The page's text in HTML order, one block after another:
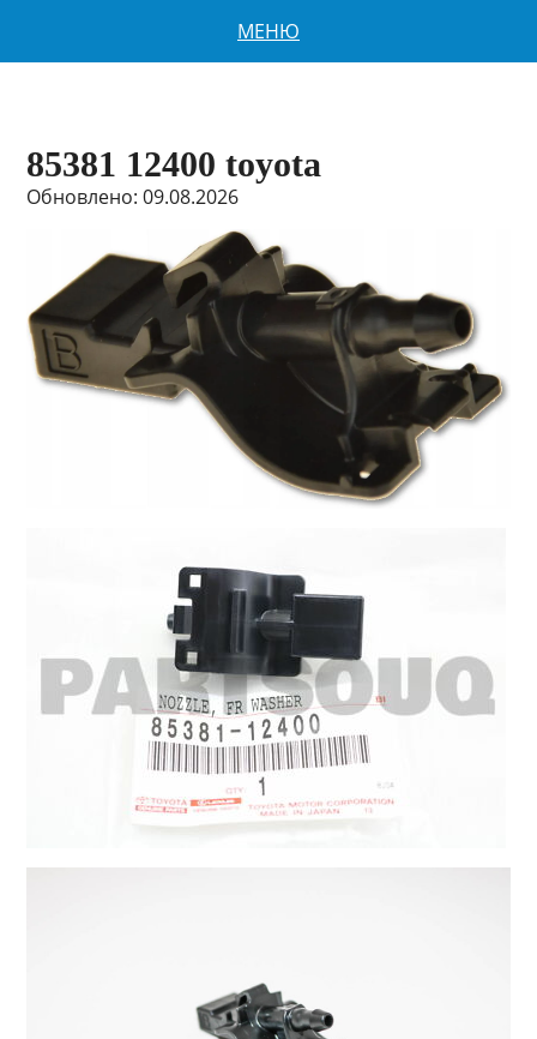
МЕНЮ
85381 12400 toyota
Обновлено: 09.08.2026